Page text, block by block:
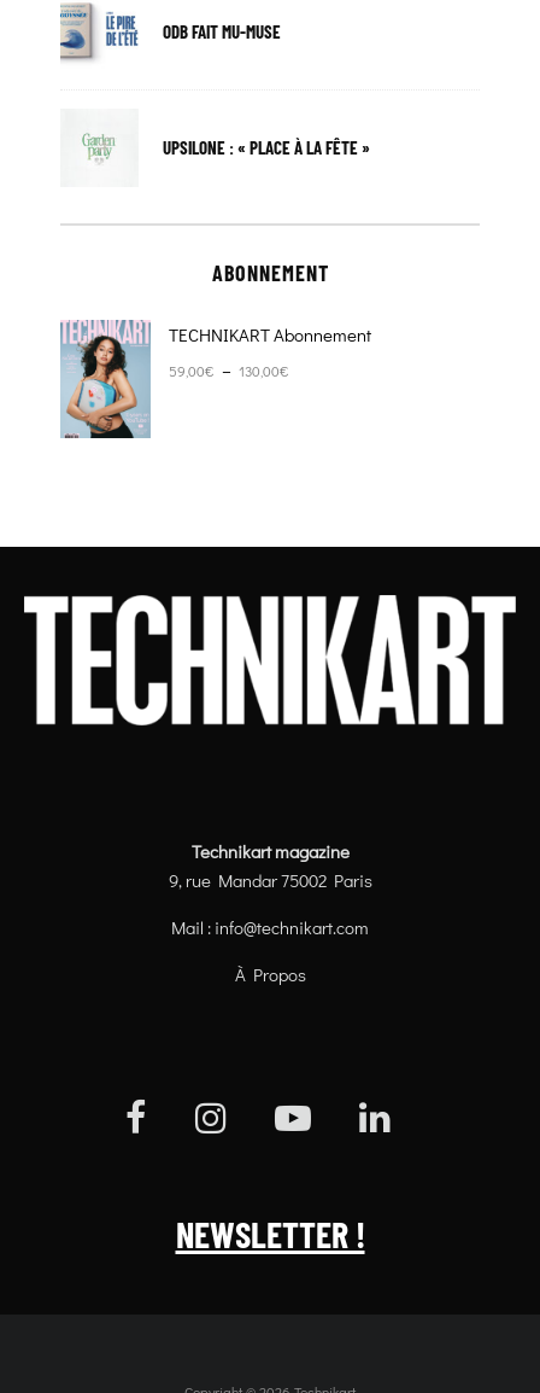
ODB FAIT MU-MUSE
UPSILONE : « PLACE À LA FÊTE »
ABONNEMENT
TECHNIKART Abonnement
59,00€ – 130,00€
Technikart magazine
9, rue Mandar 75002 Paris
Mail : info@technikart.com
À Propos
NEWSLETTER !